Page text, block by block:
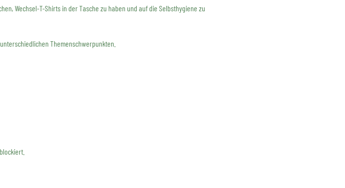
Wechsel-T-Shirts in der Tasche zu haben und auf die Selbsthygiene zu
Themenschwerpunkten.